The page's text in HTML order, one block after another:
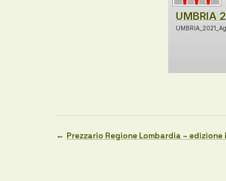
UMBRIA
← Prezzario Regione Lombardia –